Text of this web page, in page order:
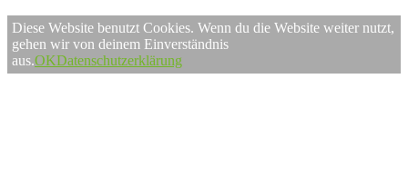
Diese Website benutzt Cookies. Wenn du die Website weiter nutzt,
gehen wir von deinem Einverständnis
aus.OKDatenschutzerklärung